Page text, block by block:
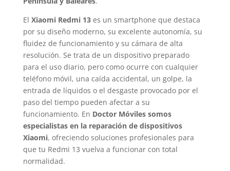
El Xiaomi Redmi 13es un smartphone que destaca
por su diseño moderno, su excelente autonomía, su
fluidez de funcionamiento y su cámara de alta
resolución. Se trata de un dispositivo preparado
para el uso diario, pero como ocurre con cualquier
teléfono móvil, una caída accidental, un golpe, la
entrada de líquidos o el desgaste provocado por el
paso del tiempo pueden afectar a su
funcionamiento. En Doctor Móviles somos
especialistas en la reparación de dispositivos
Xiaomi, ofreciendo soluciones profesionales para
que tu Redmi 13 vuelva a funcionar con total
normalidad.